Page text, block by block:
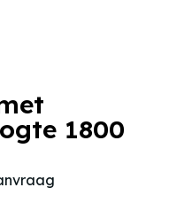
1800